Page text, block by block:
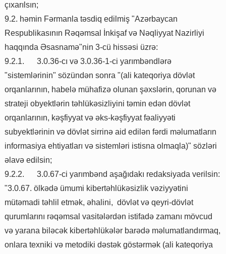
çıxarılsın;
9.2. həmin Fərmanla təsdiq edilmiş "Azərbaycan
Respublikasının Rəqəmsal İnkişaf və Nəqliyyat Nazirliyi
haqqında Əsasnamə"nin 3-cü hissəsi üzrə:
9.2.1.
3.0.36-cı və 3.0.36-1-ci yarımbəndlərə
"sistemlərinin" sözündən sonra "(ali kateqoriya dövlət
orqanlarının, habelə mühafizə olunan şəxslərin, qorunan və
strateji obyektlərin təhlükəsizliyini təmin edən dövlət
orqanlarının, kəşfiyyat və əks-kəşfiyyat fəaliyyəti
subyektlərinin və dövlət sirrinə aid edilən fərdi məlumatların
informasiya ehtiyatları və sistemləri istisna olmaqla)" sözləri
əlavə edilsin;
9.2.2.
3.0.67-ci yarımbənd aşağıdakı redaksiyada verilsin:
"3.0.67. ölkədə ümumi kibertəhlükəsizlik vəziyyətini
mütəmadi təhlil etmək, əhalini, dövlət və qeyri-dövlət
qurumlarını rəqəmsal vasitələrdən istifadə zamanı mövcud
və yarana biləcək kibertəhlükələr barədə məlumatlandırmaq,
onlara texniki və metodiki dəstək göstərmək (ali kateqoriya